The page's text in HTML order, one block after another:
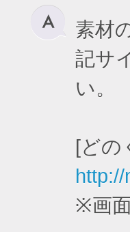
素材
記サ
い。
[どの
※画